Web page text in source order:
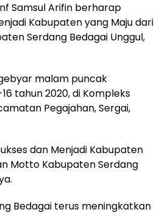
Samsul Arifin berharap
Kabupaten yang Maju dari
Serdang Bedagai Unggul,
malam puncak
tahun 2020, di Kompleks
Pegajahan, Sergai,
dan Menjadi Kabupaten
Motto Kabupaten Serdang
Bedagai terus meningkatkan